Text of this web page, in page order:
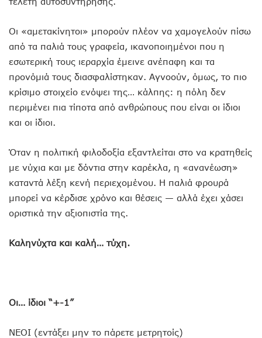
Οι «αμετακίνητοι» μπορούν πλέον να χαμογελούν πίσω
από τα παλιά τους γραφεία, ικανοποιημένοι που η
εσωτερική τους ιεραρχία έμεινε ανέπαφη και τα
προνόμιά τους διασφαλίστηκαν. Αγνοούν, όμως, το πιο
κρίσιμο στοιχείο ενόψει της… κάλπης: η πόλη δεν
περιμένει πια τίποτα από ανθρώπους που είναι οι ίδιοι
και οι ίδιοι.
Όταν η πολιτική φιλοδοξία εξαντλείται στο να κρατηθείς
με νύχια και με δόντια στην καρέκλα, η «ανανέωση»
καταντά λέξη κενή περιεχομένου. Η παλιά φρουρά
μπορεί να κέρδισε χρόνο και θέσεις — αλλά έχει χάσει
οριστικά την αξιοπιστία της.
Καληνύχτα και καλή… τύχη.
Οι… ίδιοι “+-1”
ΝΕΟΙ (εντάξει μην το πάρετε μετρητοίς)